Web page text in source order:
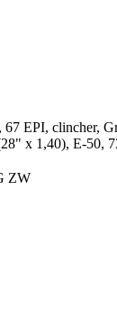
EPI, clincher,
x 1,40), E-50,
ZW